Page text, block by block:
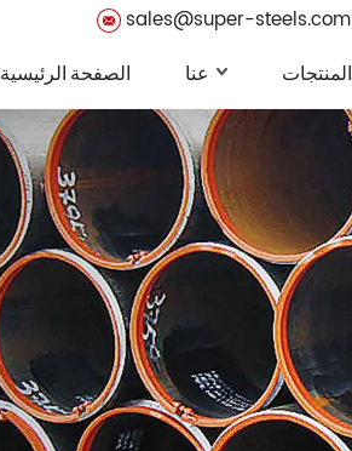
sales@super-steels.com
الصفحة الرئيسية عنا المنتجات